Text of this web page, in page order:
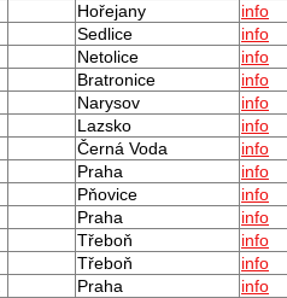
Hořejany
info
Sedlice
info
Netolice
info
Bratronice
info
Narysov
info
Lazsko
info
Černá Voda
info
Praha
info
Pňovice
info
Praha
info
Třeboň
info
Třeboň
info
Praha
info